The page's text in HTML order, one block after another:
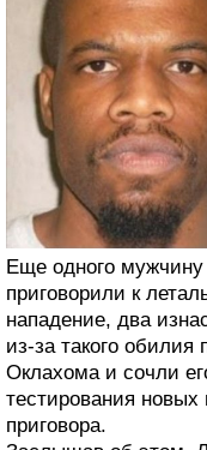
Еще одного
приговорили к
нападение, два
из-за такого
Оклахома и сочли
тестирования новых
приговора.